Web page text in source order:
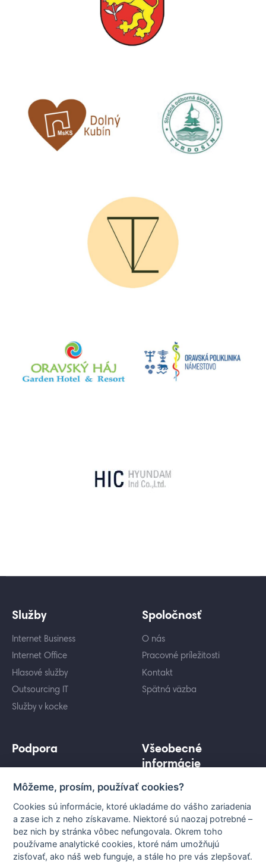
Služby
Internet Business
Internet Office
Hlasové služby
Outsourcing IT
Služby v kocke
Spoločnosť
O nás
Pracovné príležitosti
Kontakt
Spätná väzba
Podpora
Záujem o služby
Porovnanie služieb
Technická podpora
Vytyčovanie a stanoviská
Všeobecné
informácie
Ochrana osobných údajov
Informácie pre koncového
užívateľa
Všeobecné podmienky
Nastavenia cookies
Môžeme, prosím, používať cookies?
Cookies sú informácie, ktoré ukladáme do vášho zariadenia
a zase ich z neho získavame. Niektoré sú naozaj potrebné –
bez nich by stránka vôbec nefungovala. Okrem toho
používame analytické cookies, ktoré nám umožňujú
zisťovať, ako náš web funguje, a stále ho pre vás zlepšovať.